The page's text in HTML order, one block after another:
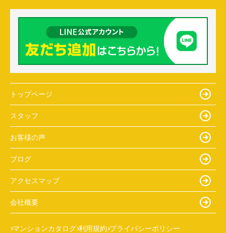
トップページ
スタッフ
お客様の声
ブログ
アクセスマップ
会社概要
マンションカタログ 利用規約 プライバシーポリシー